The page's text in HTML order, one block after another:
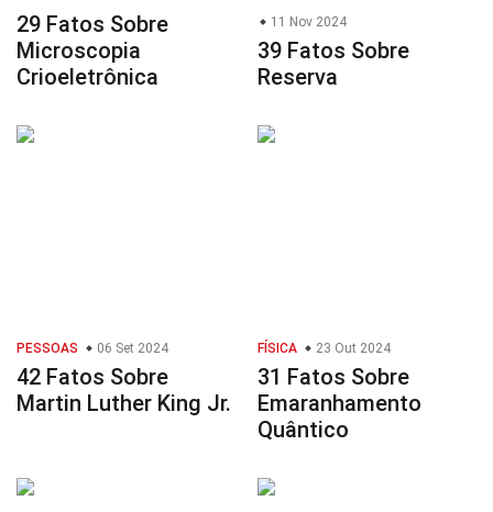
29 Fatos Sobre
Microscopia
Crioeletrônica
11 Nov 2024
39 Fatos Sobre
Reserva
PESSOAS 06 Set 2024
42 Fatos Sobre
Martin Luther King Jr.
FÍSICA 23 Out 2024
31 Fatos Sobre
Emaranhamento
Quântico